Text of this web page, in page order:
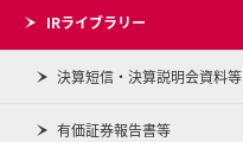
IRライブラリー
決算短信・決算説明会資料等
有価証券報告書等